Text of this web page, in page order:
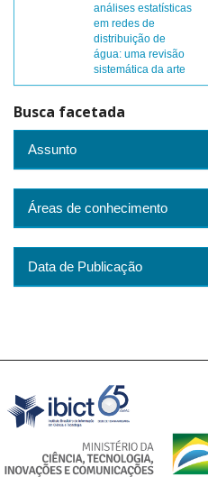
análises estatísticas
em redes de
distribuição de
água: uma revisão
sistemática da arte
Busca facetada
Assunto
Áreas de conhecimento
Data de Publicação